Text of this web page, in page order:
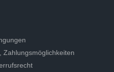
Zahlungsmöglichkeiten